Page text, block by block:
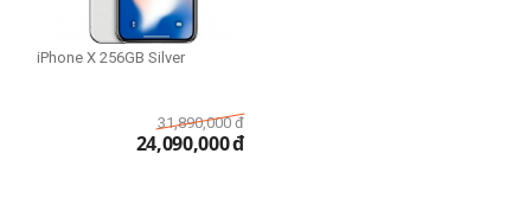
iPhone X 256GB Silver
31,890,000 đ
24,090,000đ